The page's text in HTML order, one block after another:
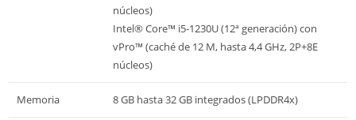
núcleos)
Intel® Core™ i5-1230U (12ª generación) con
vPro™ (caché de 12 M, hasta 4,4 GHz, 2P+8E
núcleos)
Memoria 8 GB hasta 32 GB integrados (LPDDR4x)